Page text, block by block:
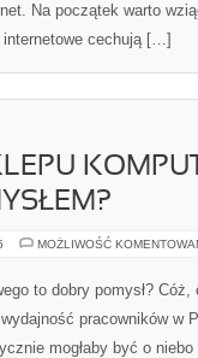
Na początek warto
internetowe cechują […]
MOŻLIWOŚĆ
to dobry pomysł?
pracowników w
mogłaby być o